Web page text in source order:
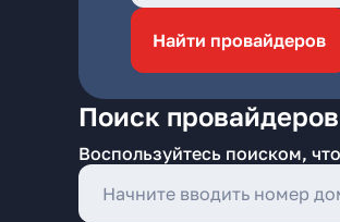
Найти провайдеров
Поиск
Воспользуйтесь поиском,